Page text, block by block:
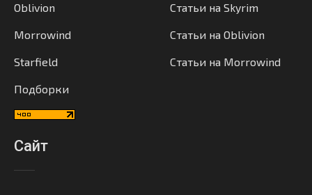
Oblivion
Morrowind
Starfield
Подборки
Статьи на Skyrim
Статьи на Oblivion
Статьи на Morrowind
Сайт